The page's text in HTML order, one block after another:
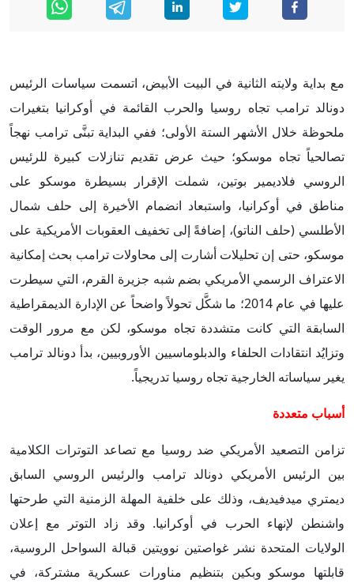
مع بداية ولايته الثانية في البيت الأبيض، اتسمت سياسات الرئيس
دونالد ترامب تجاه روسيا والحرب القائمة في أوكرانيا بتغيرات
ملحوظة خلال الأشهر الستة الأولى؛ ففي البداية تبنَّى ترامب نهجاً
تصالحياً تجاه موسكو؛ حيث عرض تقديم تنازلات كبيرة للرئيس
الروسي فلاديمير بوتين، شملت الإقرار بسيطرة موسكو على
مناطق في أوكرانيا، واستبعاد انضمام الأخيرة إلى حلف شمال
الأطلسي (حلف الناتو)، إضافةً إلى تخفيف العقوبات الأمريكية على
موسكو، حتى إن تحليلات أشارت إلى محاولات ترامب بحث إمكانية
الاعتراف الرسمي الأمريكي بضم شبه جزيرة القرم، التي سيطرت
عليها في عام 2014؛ ما شكَّل تحولاً واضحاً عن الإدارة الديمقراطية
السابقة التي كانت متشددة تجاه موسكو، لكن مع مرور الوقت
وتزايُد انتقادات الحلفاء والدبلوماسيين الأوروبيين، بدأ دونالد ترامب
يغير سياساته الخارجية تجاه روسيا تدريجياً.
أسباب متعددة
تزامن التصعيد الأمريكي ضد روسيا مع تصاعد التوترات الكلامية
بين الرئيس الأمريكي دونالد ترامب والرئيس الروسي السابق
ديمتري ميدفيديف، وذلك على خلفية المهلة الزمنية التي طرحتها
واشنطن لإنهاء الحرب في أوكرانيا. وقد زاد التوتر مع إعلان
الولايات المتحدة نشر غواصتين نوويتين قبالة السواحل الروسية،
قابلتها موسكو وبكين بتنظيم مناورات عسكرية مشتركة، في